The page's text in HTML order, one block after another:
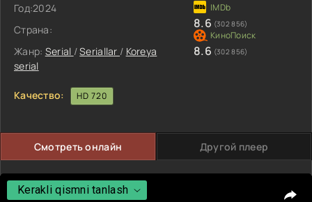
Год:2024
Страна:
Жанр: Serial /Seriallar / Koreya
serial
8.6 (302 856)
8.6 (302 856)
Качество: HD 720
Смотреть онлайн Другой плеер
Kerakli qismni tanlash